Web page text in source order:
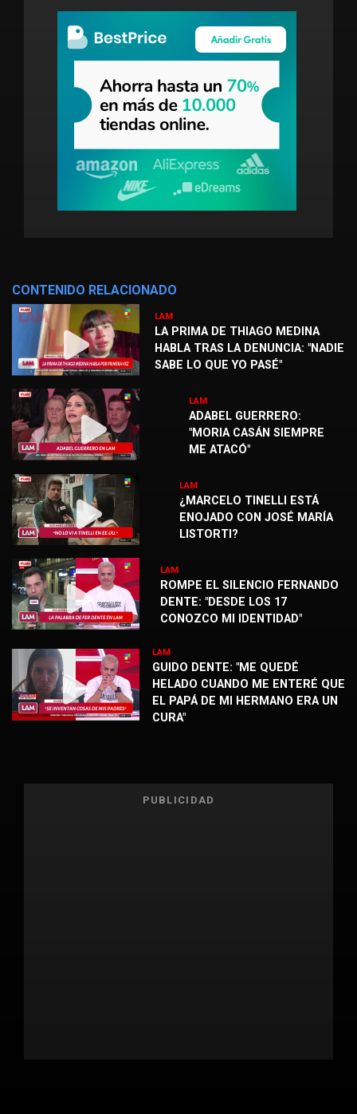
CONTENIDO RELACIONADO
LAM
LA PRIMA DE THIAGO MEDINA
HABLA TRAS LA DENUNCIA: "NADIE
SABE LO QUE YO PASÉ"
LAM
ADABEL GUERRERO:
"MORIA CASÁN SIEMPRE
ME ATACÓ"
LAM
¿MARCELO TINELLI ESTÁ
ENOJADO CON JOSÉ MARÍA
LISTORTI?
LAM
ROMPE EL SILENCIO FERNANDO
DENTE: "DESDE LOS 17
CONOZCO MI IDENTIDAD"
LAM
GUIDO DENTE: "ME QUEDÉ
HELADO CUANDO ME ENTERÉ QUE
EL PAPÁ DE MI HERMANO ERA UN
CURA"
PUBLICIDAD